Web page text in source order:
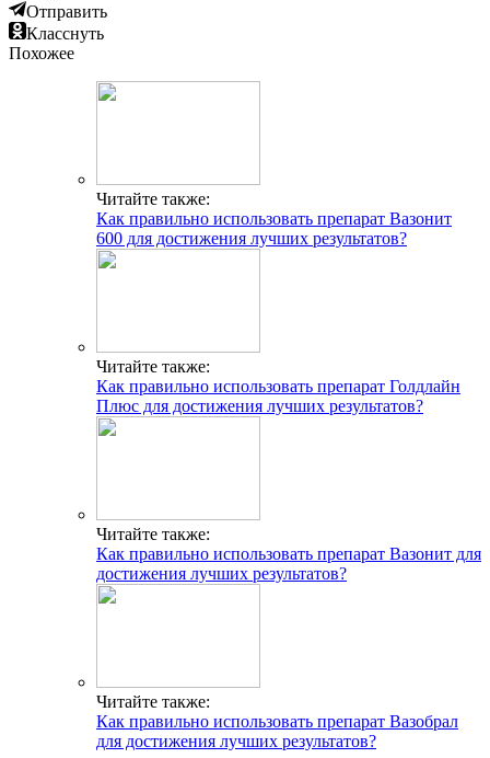
Отправить
Класснуть
Похожее
Читайте также:
Как правильно использовать препарат Вазонит
600 для достижения лучших результатов?
Читайте также:
Как правильно использовать препарат Голдлайн
Плюс для достижения лучших результатов?
Читайте также:
Как правильно использовать препарат Вазонит для
достижения лучших результатов?
Читайте также:
Как правильно использовать препарат Вазобрал
для достижения лучших результатов?